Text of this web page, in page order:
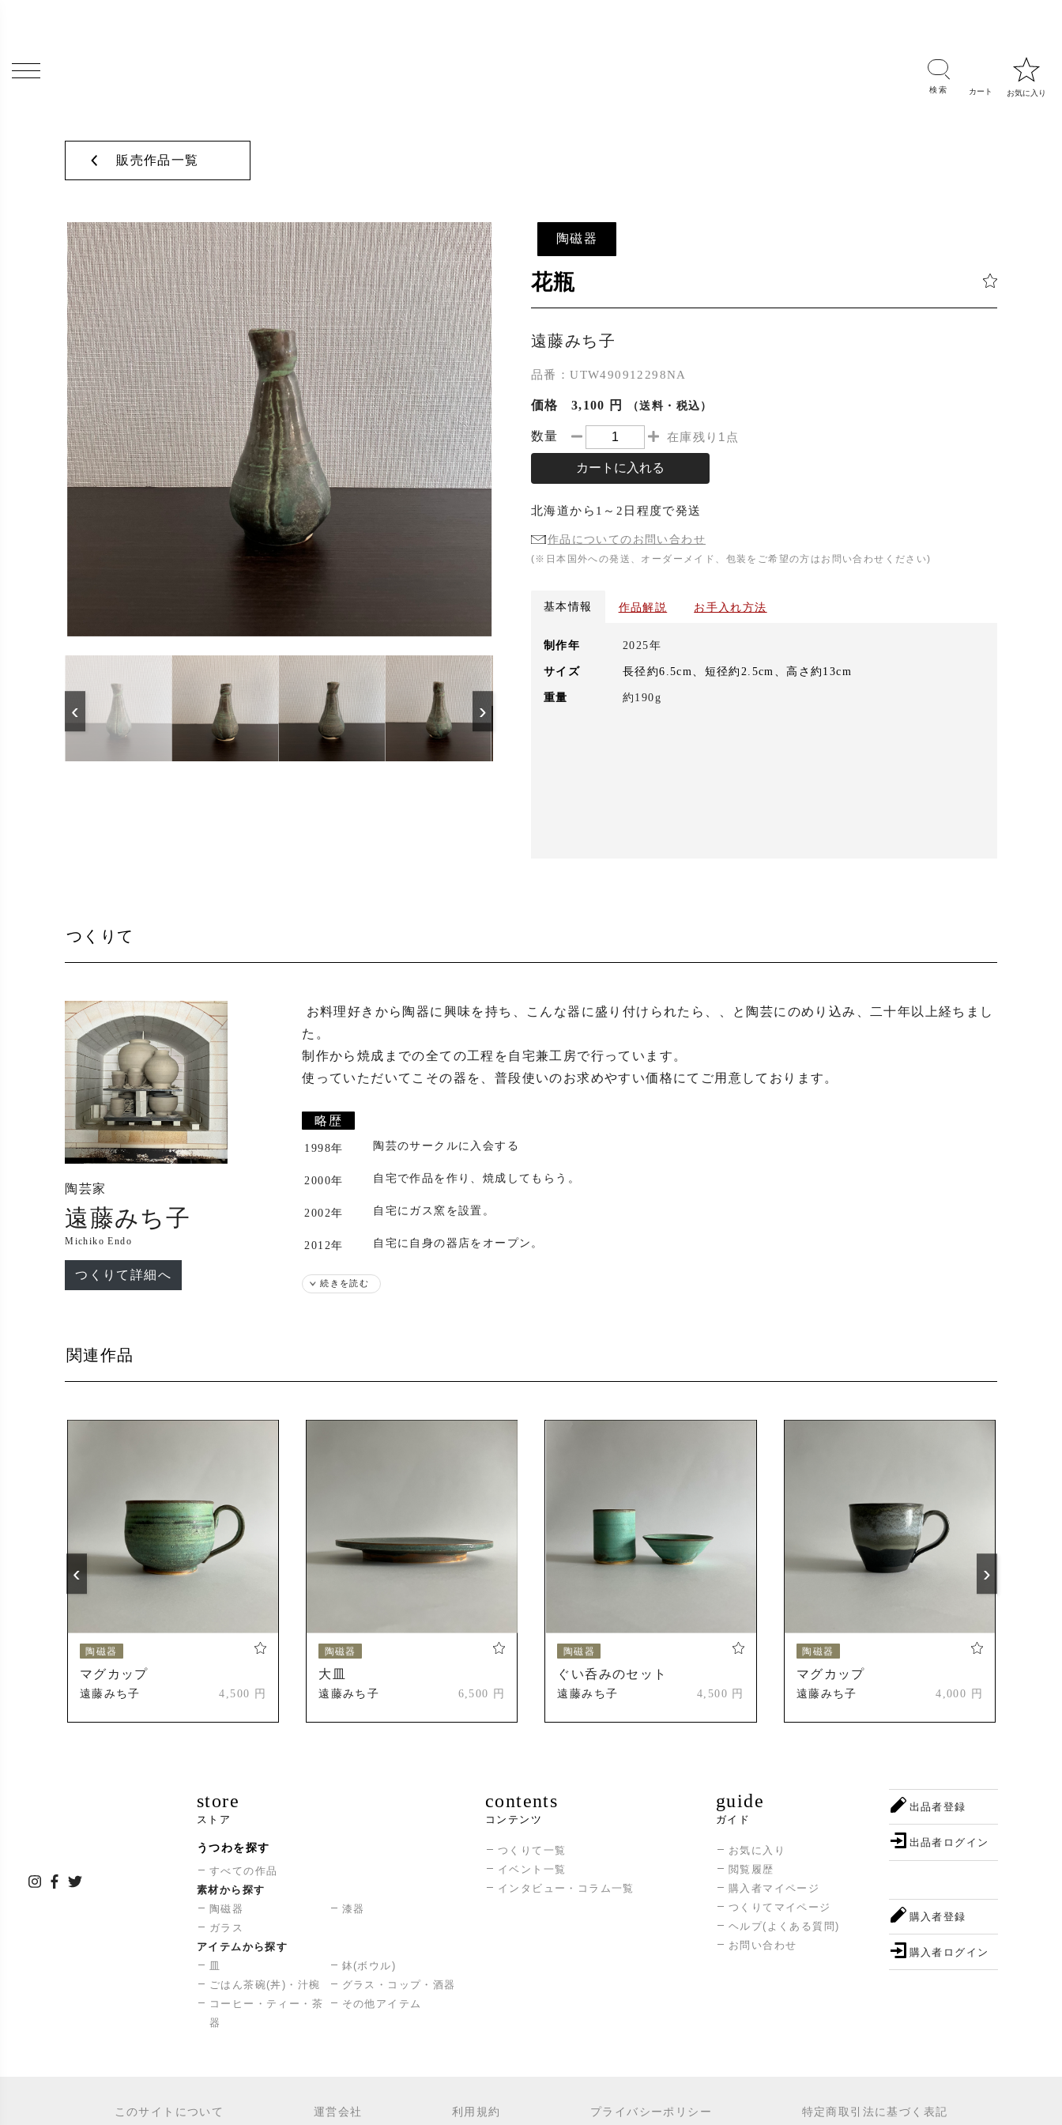
販売作品一覧
‹ ›
陶磁器
花瓶
遠藤みち子
品番：UTW490912298NA
価格 3,100 円 （送料・税込）
数量 在庫残り1点
カートに入れる
北海道から 1～2日程度で発送
作品についてのお問い合わせ
(※日本国外への発送、オーダーメイド、包装をご希望の方はお問い合わせください)
基本情報 作品解説 お手入れ方法
制作年 2025年
サイズ 長径約6.5cm、短径約2.5cm、高さ約13cm
重量 約190g
つくりて
陶芸家
遠藤みち子
Michiko Endo
つくりて詳細へ
た。
制作から焼成までの全ての工程を自宅兼工房で行っています。
使っていただいてこその器を、普段使いのお求めやすい価格にてご用意しております。
略歴
1998年 陶芸のサークルに入会する
2000年 自宅で作品を作り、焼成してもらう。
2002年 自宅にガス窯を設置。
2012年 自宅に自身の器店をオープン。
出展歴
道美工芸展
新人賞受賞
北海道陶芸展
2024年
推挙
続きを読む
関連作品
陶磁器
マグカップ
遠藤みち子 4,500 円
陶磁器
大皿
遠藤みち子 6,500 円
陶磁器
ぐい呑みのセット
遠藤みち子 4,500 円
陶磁器
マグカップ
遠藤みち子 4,000 円
‹ ›
store
ストア
うつわを探す
すべての作品
素材から探す
陶磁器
漆器
ガラス
アイテムから探す
皿
鉢(ボウル)
ごはん茶碗(丼)・汁椀
グラス・コップ・酒器
コーヒー・ティー・茶
器
その他アイテム
contents
コンテンツ
つくりて一覧
イベント一覧
インタビュー・コラム一覧
guide
ガイド
お気に入り
閲覧履歴
購入者マイページ
つくりてマイページ
ヘルプ(よくある質問)
お問い合わせ
出品者登録
出品者ログイン
購入者登録
購入者ログイン
このサイトについて 運営会社 利用規約 プライバシーポリシー 特定商取引法に基づく表記